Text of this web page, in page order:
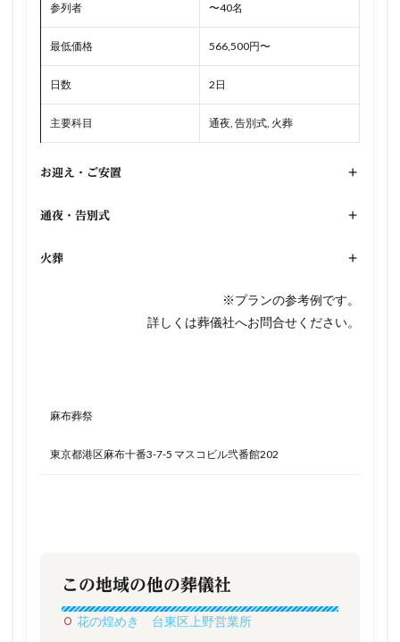
参列者 〜40名
最低価格 566,500円〜
日数 2日
主要科目 通夜, 告別式, 火葬
お迎え・ご安置 +
通夜・告別式 +
火葬 +
※プランの参考例です。
詳しくは葬儀社へお問合せください。
麻布葬祭
東京都港区麻布十番3-7-5 マスコビル弐番館202
この地域の他の葬儀社
花の煌めき 台東区上野営業所